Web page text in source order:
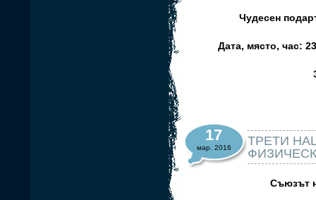
Чудесен
Дата, място, час:
ТРЕТИ
17
мар. 2016
Съюзът